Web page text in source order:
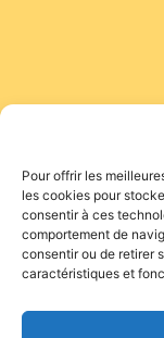
Pour offrir les
les cookies pour
consentir à ces
comportement de
consentir ou de retirer
caractéristiques et
Site